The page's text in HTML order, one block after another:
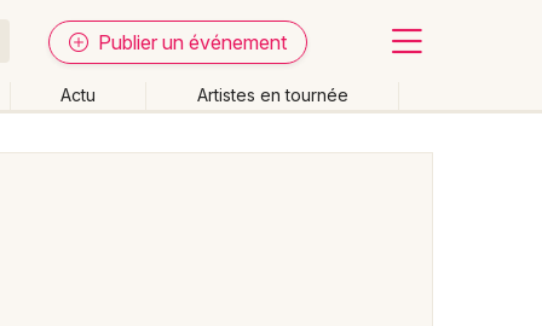
Publier un événement
Actu Artistes en tournée